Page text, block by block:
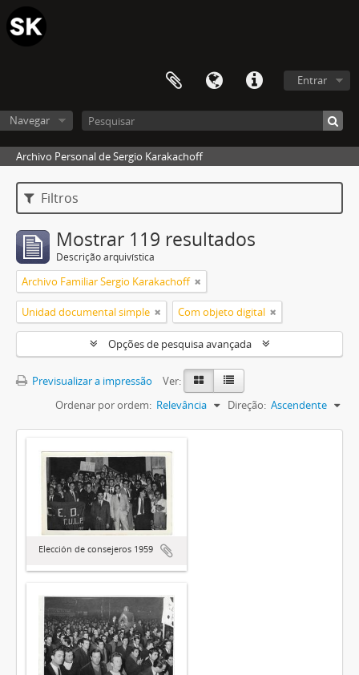
Entrar
Navegar
Archivo Personal de Sergio Karakachoff
Filtros
Mostrar 119 resultados
Descrição arquivística
Archivo Familiar Sergio Karakachoff
Unidad documental simple Com objeto digital
Opções de pesquisa avançada
Previsualizar a impressão
Ver:
Ordenar por ordem: Relevância Direção: Ascendente
Elección de consejeros 1959